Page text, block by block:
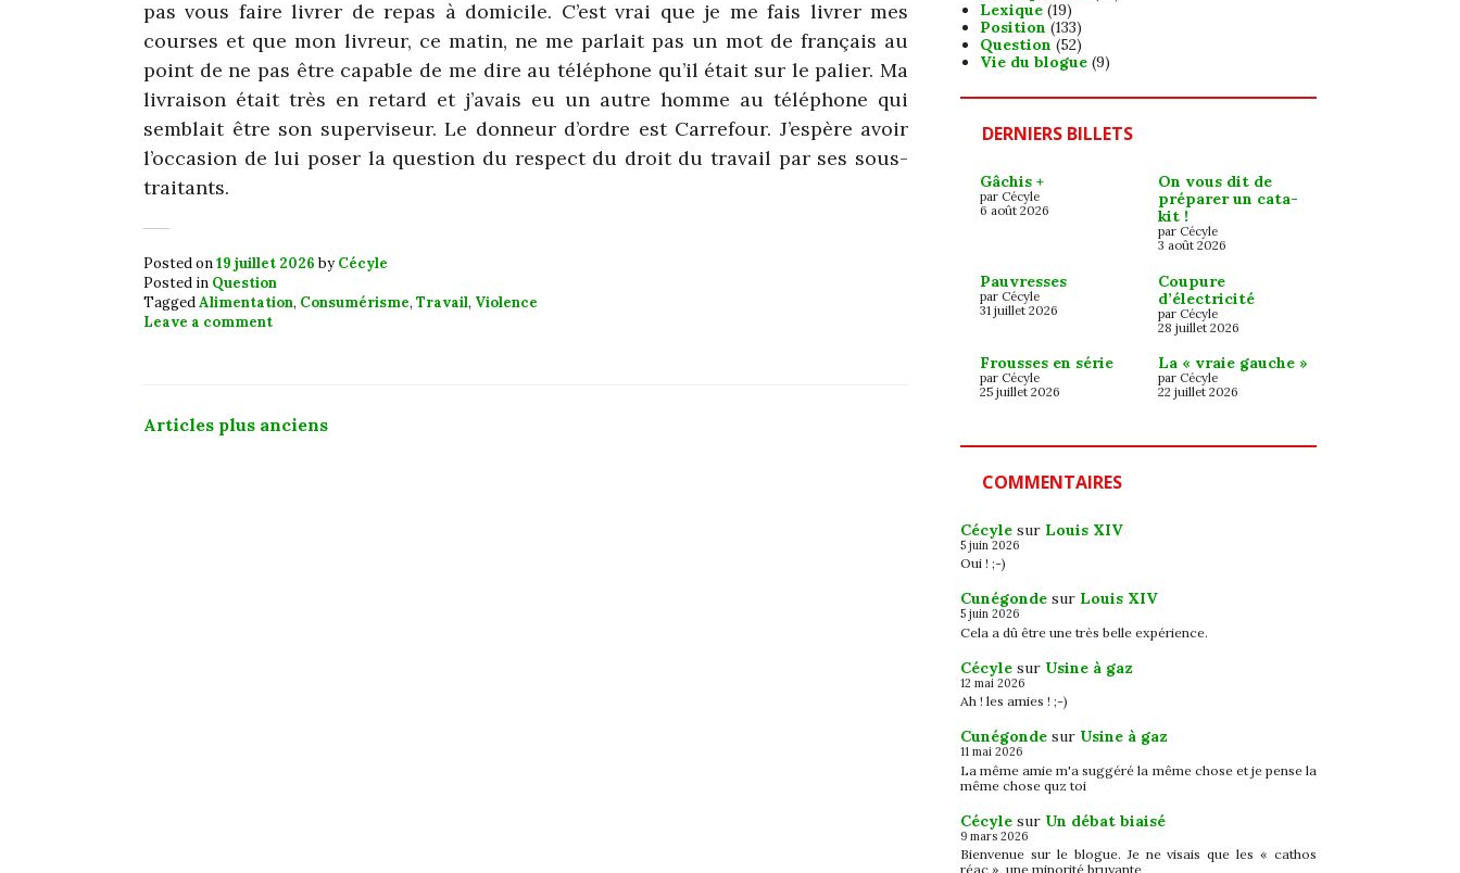
pas vous faire livrer de repas à domicile. C’est vrai que je me fais livrer mes
courses et que mon livreur, ce matin, ne me parlait pas un mot de français au
point de ne pas être capable de me dire au téléphone qu’il était sur le palier. Ma
livraison était très en retard et j’avais eu un autre homme au téléphone qui
semblait être son superviseur. Le donneur d’ordre est Carrefour. J’espère avoir
l’occasion de lui poser la question du respect du droit du travail par ses sous-
traitants.
Posted on19 juillet 2026 byCécyle
Posted in Question
TaggedAlimentation, Consumérisme, Travail, Violence
Leave a comment
Navigation
Articles plus anciens
Lexique(19)
Position (133)
Question (52)
Vie du blogue(9)
DERNIERS BILLETS
Gâchis +
par Cécyle
6 août 2026
On vous dit de
préparer un cata-
kit !
par Cécyle
3 août 2026
Pauvresses
par Cécyle
31 juillet 2026
Coupure
d’électricité
par Cécyle
28 juillet 2026
Frousses en série
par Cécyle
25 juillet 2026
La « vraie gauche »
par Cécyle
22 juillet 2026
COMMENTAIRES
Cécyle sur Louis XIV
5 juin 2026
Oui ! ;-)
Cunégonde sur Louis XIV
5 juin 2026
Cela a dû être une très belle expérience.
Cécyle sur Usine à gaz
12 mai 2026
Ah ! les amies ! ;-)
Cunégonde sur Usine à gaz
11 mai 2026
La même amie m'a suggéré la même chose et je pense la
même chose quz toi
Cécyle sur Un débat biaisé
9 mars 2026
Bienvenue sur le blogue. Je ne visais que les « cathos
réac », une minorité bruyante